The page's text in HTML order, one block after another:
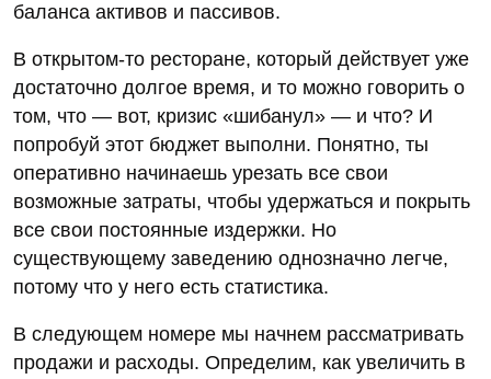
баланса активов и пассивов.
В открытом-то ресторане, который действует уже
достаточно долгое время, и то можно говорить о
том, что — вот, кризис «шибанул» — и что? И
попробуй этот бюджет выполни. Понятно, ты
оперативно начинаешь урезать все свои
возможные затраты, чтобы удержаться и покрыть
все свои постоянные издержки. Но
существующему заведению однозначно легче,
потому что у него есть статистика.
В следующем номере мы начнем рассматривать
продажи и расходы. Определим, как увеличить в